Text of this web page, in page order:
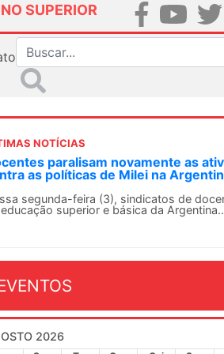
SUPERIOR
NOTÍCIAS
ANDES-SN convoca docentes
Solidariedade Internacionalista
13 de agosto
O ANDES-SN conclama suas seções
2026